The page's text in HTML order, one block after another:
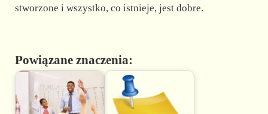
stworzone i wszystko, co istnieje, jest dobre.
Powiązane znaczenia: